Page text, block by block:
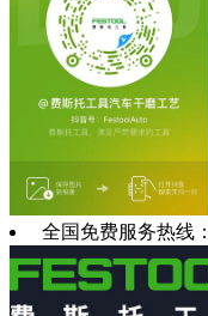
全国免费服务热线